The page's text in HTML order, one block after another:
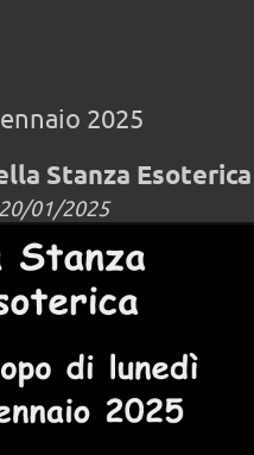
2025
Stanza Esoterica
20/01/2025